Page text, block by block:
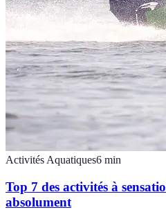
Activités Aquatiques6 min
Top 7 des activités à
absolument